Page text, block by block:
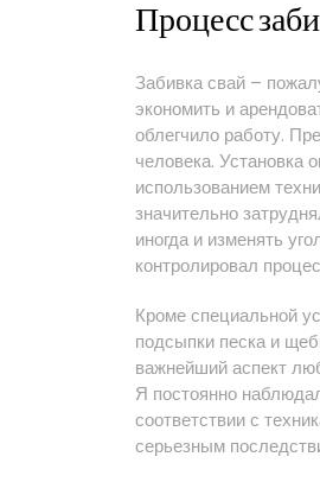
Процесс
Забивка свай –
экономить и
облегчило работу.
человека. Установка
использованием
значительно
иногда и изменять
контролировал
Кроме специальной
подсыпки песка и
важнейший аспект
Я постоянно
соответствии с
серьезным